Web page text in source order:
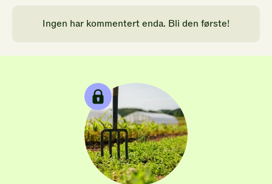
Ingen har kommentert enda. Bli den første!